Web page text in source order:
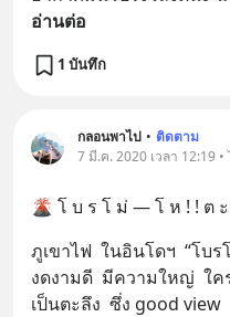
อ่านต่อ
1 บันทึก
กลอนพาไป • ติดตาม
7 มี.ค. 2020 เวลา 12:19
🌋 โ บ ร โ ม่ — โ ห ! ! ต
ภูเขาไฟ  ในอินโดฯ  “โบร
งดงามดี  มีความใหญ่  ใค
เป็นตะลึง  ซึ่ง good view